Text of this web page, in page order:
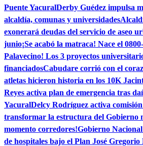
Puente YacuralDerby Guédez impulsa
alcaldía, comunas y universidades
exonerará deudas del servicio de aseo
junio¡Se acabó la matraca! Nace el
Palavecino! Los 3 proyectos
financiadosCabudare corrió con el
atletas hicieron historia en los 10K
Reyes activa plan de emergencia tras
YacuralDelcy Rodríguez activa
transformar la estructura del Gobierno
momento corredores!Gobierno
de hospitales bajo el Plan José Gregorio